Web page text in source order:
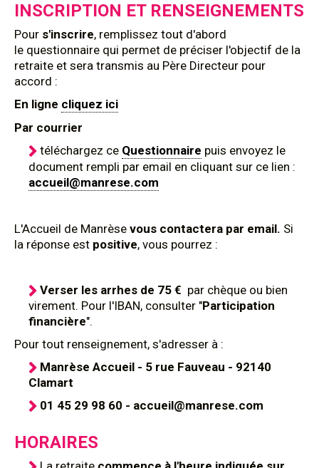
INSCRIPTION ET RENSEIGNEMENTS
Pour s'inscrire, remplissez tout d'abord
le questionnaire qui permet de préciser l'objectif de la
retraite et sera transmis au Père Directeur pour
accord :
En ligne cliquez ici
Par courrier
téléchargez ce Questionnaire puis envoyez le
document rempli par email en cliquant sur ce lien :
accueil@manrese.com
L'Accueil de Manrèse vous contactera par email. Si
la réponse est positive, vous pourrez :
Verser les arrhes de 75 € par chèque ou bien
virement. Pour l'IBAN, consulter "Participation
financière".
Pour tout renseignement, s'adresser à :
Manrèse Accueil - 5 rue Fauveau - 92140
Clamart
01 45 29 98 60 - accueil@manrese.com
HORAIRES